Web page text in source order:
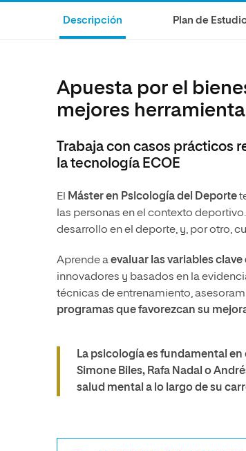
Humanidades
Música
Descripción Plan de
Apuesta por el
mejores
Trabaja con casos prácticos
la tecnología ECOE
El Máster en Psicología del Deporte
las personas en el contexto
desarrollo en el deporte, y, por otro,
Aprende aevaluar las variables
innovadores y basados en la
técnicas de entrenamiento,
programas que favorezcan su
La psicología es fundamental
Simone Biles, Rafa Nadal o
salud mental a lo largo de su